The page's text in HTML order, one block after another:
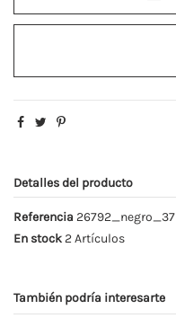
Detalles del producto
Referencia 26792_negro_37
En stock 2 Artículos
También podría interesarte